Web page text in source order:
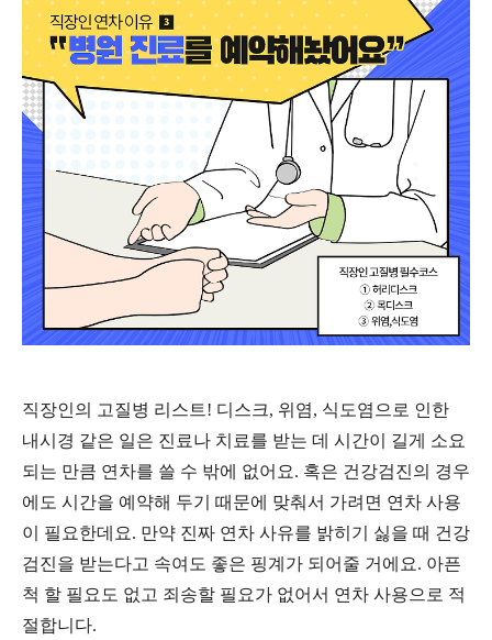
직장인의 고질병 리스트! 디스크, 위염, 식도염으로 인한
내시경 같은 일은 진료나 치료를 받는 데 시간이 길게 소요
되는 만큼 연차를 쓸 수 밖에 없어요. 혹은 건강검진의 경우
에도 시간을 예약해 두기 때문에 맞춰서 가려면 연차 사용
이 필요한데요. 만약 진짜 연차 사유를 밝히기 싫을 때 건강
검진을 받는다고 속여도 좋은 핑계가 되어줄 거에요. 아픈
척 할 필요도 없고 죄송할 필요가 없어서 연차 사용으로 적
절합니다.